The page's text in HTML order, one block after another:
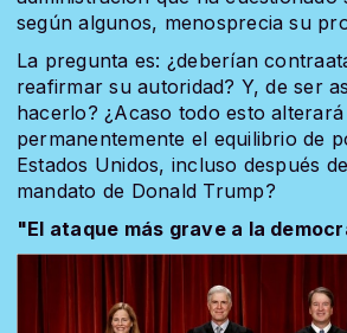
según algunos, menosprecia su
La pregunta es: ¿deberían
reafirmar su autoridad? Y, de ser
hacerlo? ¿Acaso todo esto alterará
permanentemente el equilibrio de
Estados Unidos, incluso después
mandato de Donald Trump?
"El ataque más grave a la